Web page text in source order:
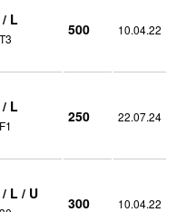
/ L
500 10.04.22
/ L
250 22.07.24
/ L / U
300 10.04.22